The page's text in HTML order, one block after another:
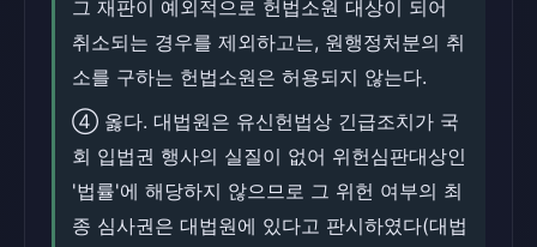
그 재판이 예외적으로 헌법소원 대상이 되어
취소되는 경우를 제외하고는, 원행정처분의 취
소를 구하는 헌법소원은 허용되지 않는다.
④ 옳다. 대법원은 유신헌법상 긴급조치가 국
회 입법권 행사의 실질이 없어 위헌심판대상인
'법률'에 해당하지 않으므로 그 위헌 여부의 최
종 심사권은 대법원에 있다고 판시하였다(대법